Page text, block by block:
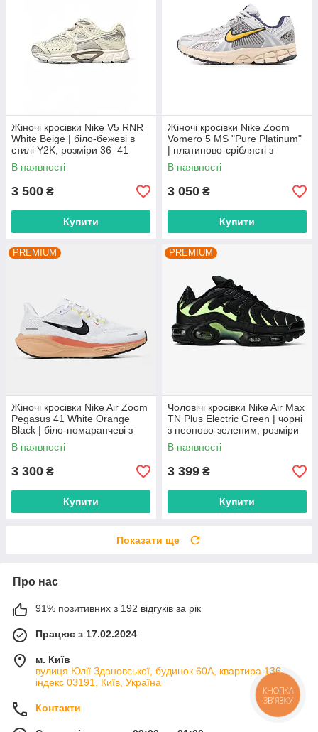
Жіночі кросівки Nike V5 RNR
White Beige | біло-бежеві в
стилі Y2K, розміри 36–41
В наявності
3 500 ₴
Купити
Жіночі кросівки Nike Zoom
Vomero 5 MS "Pure Platinum"
| платиново-сріблясті з
сіткою, розміри 36–42
В наявності
3 050 ₴
Купити
PREMIUM
Жіночі кросівки Nike Air Zoom
Pegasus 41 White Orange
Black | біло-помаранчеві з
чорним, розміри 36–43
В наявності
3 300 ₴
Купити
PREMIUM
Чоловічі кросівки Nike Air Max
TN Plus Electric Green | чорні
з неоново-зеленим, розміри
41–45
В наявності
3 399 ₴
Купити
Показати ще
Про нас
91% позитивних з 192 відгуків за рік
Працює з 17.02.2024
м. Київ
вулиця Юлії Здановської, будинок 60А, квартира 136,
індекс 03191, Київ, Україна
Контакти
КНОПКА
ЗВ'ЯЗКУ